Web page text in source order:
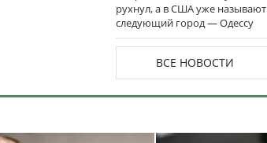
рухнул, а в США уже называют
следующий город — Одессу
ВСЕ НОВОСТИ